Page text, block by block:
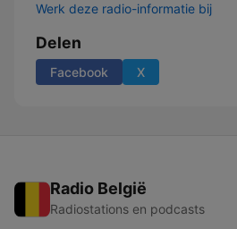
Werk deze radio-informatie bij
Delen
Facebook X
Radio België
Radiostations en podcasts